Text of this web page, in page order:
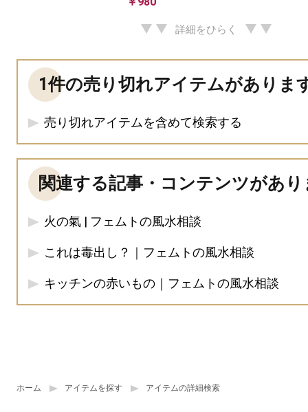
ホーム アイテムを探す アイテムの詳細検索
詳細をひらく
1件の売り切れアイテムがありま
売り切れアイテムを含めて検索する
関連する記事・コンテンツがあ
火の氣 | フェムトの風水相談
これは毒出し？｜フェムトの風水相談
キッチンの赤いもの｜フェムトの風水相談